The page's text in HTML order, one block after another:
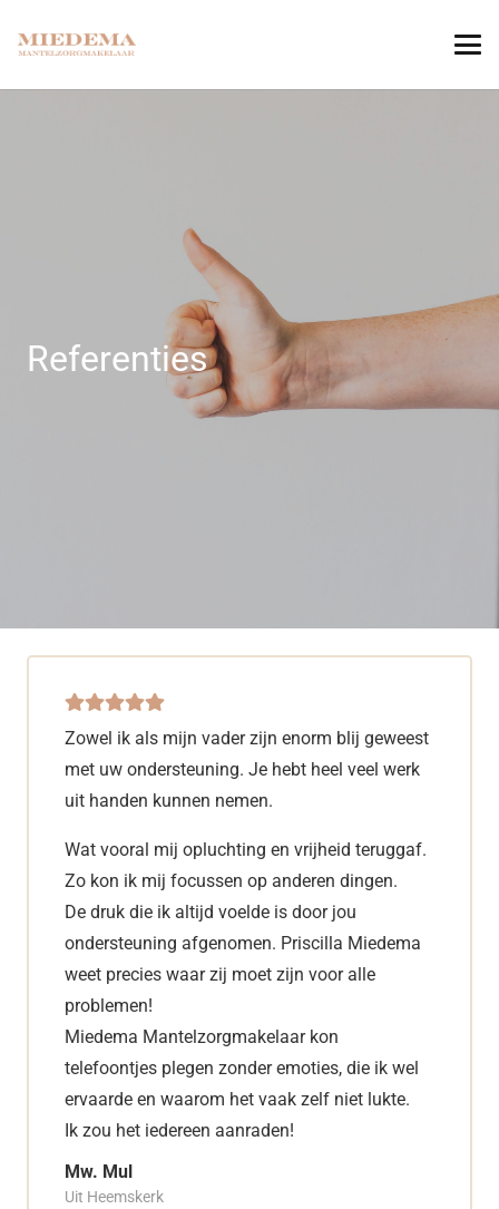
Referenties
Zowel ik als mijn vader zijn enorm blij geweest
met uw ondersteuning. Je hebt heel veel werk
uit handen kunnen nemen.
Wat vooral mij opluchting en vrijheid teruggaf.
Zo kon ik mij focussen op anderen dingen.
De druk die ik altijd voelde is door jou
ondersteuning afgenomen. Priscilla Miedema
weet precies waar zij moet zijn voor alle
problemen!
Miedema Mantelzorgmakelaar kon
telefoontjes plegen zonder emoties, die ik wel
ervaarde en waarom het vaak zelf niet lukte.
Ik zou het iedereen aanraden!
Mw. Mul
Uit Heemskerk